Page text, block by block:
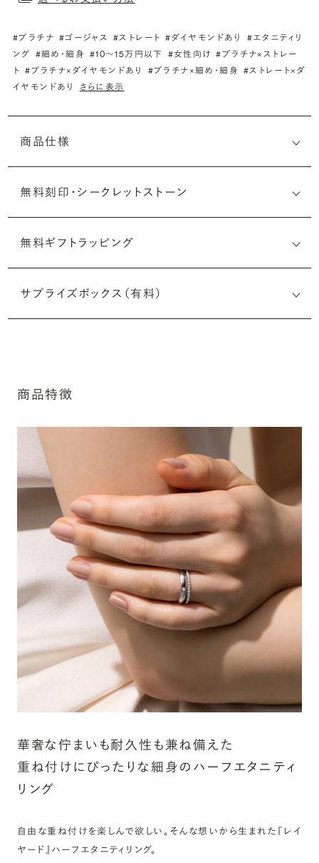
#プラチナ #ゴージャス #ストレート #ダイヤモンドあり
#エタニティリ
ング #細め・細身 #10〜15万円以下 #女性向け #プラチナ×ストレー
ト #プラチナ×ダイヤモンドあり #プラチナ×細め・細身 #ストレート×ダ
イヤモンドあり
さらに表示
商品仕様
アフターサービス詳細
無料刻印・ シークレットストーン
刻印メッセージ：半角英数字20文字まで刻印可能
ルなメッセージを無料で刻印することができます。注文前だ
けでなく購入後の刻印も、リングに初めて施す初回の刻印
シークレットストーン：指輪の内側に留める宝石のこ
と
指輪の内側に、誕生石やピンクダイヤモンドなど、お好みの
宝石を選んでセッティングすることができます。ショッピング
カート画面で、お好みの宝石をお選びください (有料)。
詳しく見る
無料ギフトラッピング
サプライズボックス（有料）
商品特徴
華奢な佇まいも耐久性も兼ね備えた
重ね付けにぴったりな細身のハーフエタニティ
リング
自由な重ね付けを楽しんで欲しい。そんな想いから生まれた『レイ
ヤード』ハーフエタニティリング。